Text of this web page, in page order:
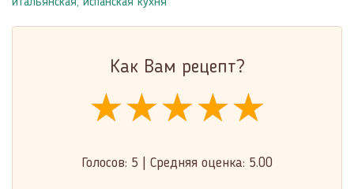
Как Вам рецепт?
★★★★★
★★★★★
★★★★★
Голосов: 5 Средняя оценка: 5.00